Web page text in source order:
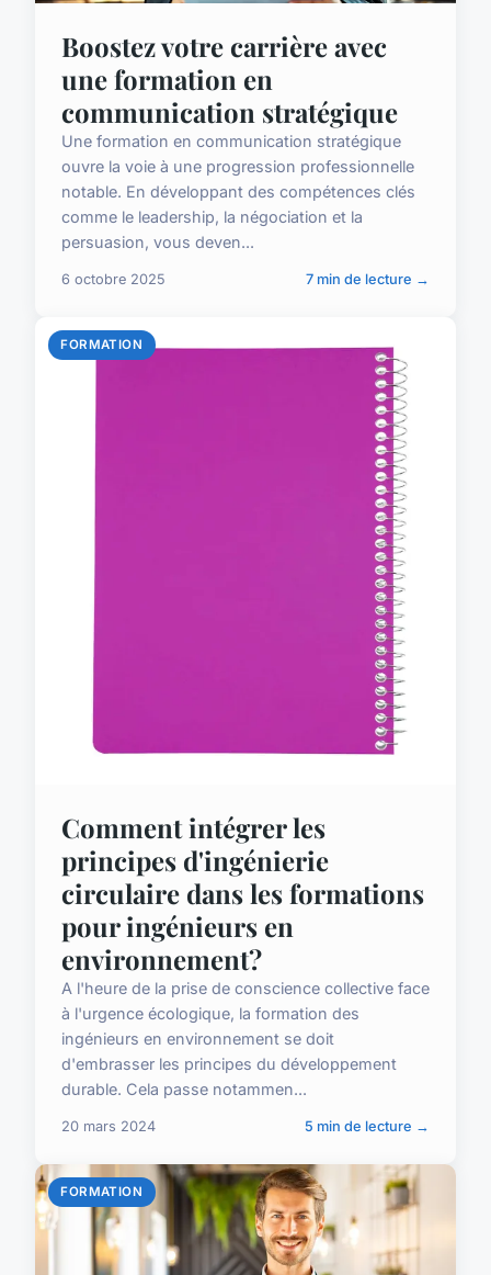
Boostez votre carrière avec
une formation en
communication stratégique
Une formation en communication stratégique
ouvre la voie à une progression professionnelle
notable. En développant des compétences clés
comme le leadership, la négociation et la
persuasion, vous deven...
6 octobre 2025 7 min de lecture →
FORMATION
Comment intégrer les
principes d'ingénierie
circulaire dans les formations
pour ingénieurs en
environnement?
A l'heure de la prise de conscience collective face
à l'urgence écologique, la formation des
ingénieurs en environnement se doit
d'embrasser les principes du développement
durable. Cela passe notammen...
20 mars 2024 5 min de lecture →
FORMATION